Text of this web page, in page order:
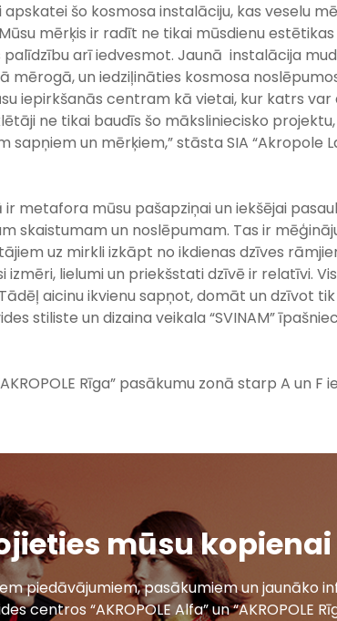
šo kosmosa instalāciju, kas veselu
mērķis ir radīt ne tikai mūsdienu
arī iedvesmot. Jaunā instalācija
mērogā, un iedziļināties kosmosa
iepirkšanās centram kā vietai, kur katrs
ne tikai baudīs šo māksliniecisko
sapņiem un mērķiem,” stāsta SIA “Akropole
ir metafora mūsu pašapziņai un iekšējai
skaistumam un noslēpumam. Tas ir
uz mirkli izkāpt no ikdienas dzīves
izmēri, lielumi un priekšstati dzīvē ir relatīvi.
aicinu ikvienu sapņot, domāt un dzīvot tik
stiliste un dizaina veikala “SVINAM”
Rīga” pasākumu zonā starp A un F
mūsu kopienai
piedāvājumiem, pasākumiem un jaunāko
centros “AKROPOLE Alfa” un “AKROPOLE